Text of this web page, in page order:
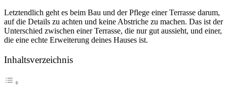
Letztendlich geht es beim Bau und der Pflege einer Terrasse darum,
auf die Details zu achten und keine Abstriche zu machen. Das ist der
Unterschied zwischen einer Terrasse, die nur gut aussieht, und einer,
die eine echte Erweiterung deines Hauses ist.
Inhaltsverzeichnis